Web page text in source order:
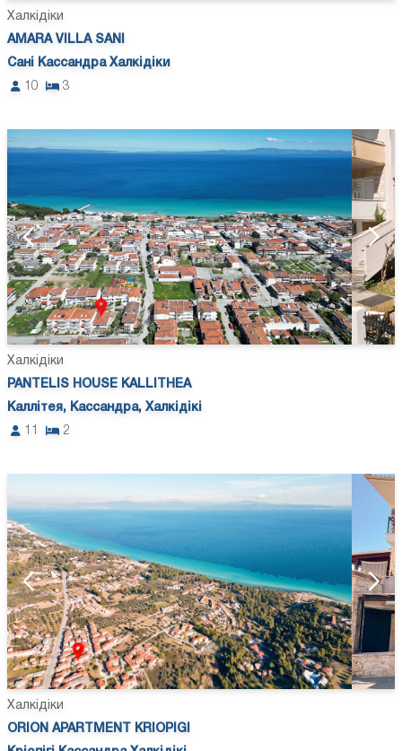
Халкідіки
AMARA VILLA SANI
Сані Кассандра Халкідіки
10
3
Халкідіки
PANTELIS HOUSE KALLITHEA
Каллітея, Кассандра, Халкідікі
11
2
Халкідіки
ORION APARTMENT KRIOPIGI